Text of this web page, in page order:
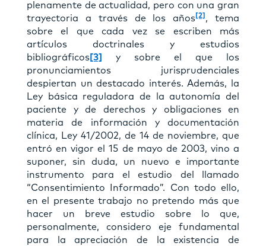
plenamente de actualidad, pero con una gran
trayectoria a través de los años[2] , tema
sobre el que cada vez se escriben más
artículos doctrinales y estudios
bibliográficos[3]
y sobre el que los
pronunciamientos jurisprudenciales
despiertan un destacado interés. Además, la
Ley básica reguladora de la autonomía del
paciente y de derechos y obligaciones en
materia de información y documentación
clínica, Ley 41/2002, de 14 de noviembre, que
entró en vigor el 15 de mayo de 2003, vino a
suponer, sin duda, un nuevo e importante
instrumento para el estudio del llamado
“Consentimiento Informado”. Con todo ello,
en el presente trabajo no pretendo más que
hacer un breve estudio sobre lo que,
personalmente, considero eje fundamental
para la apreciación de la existencia de